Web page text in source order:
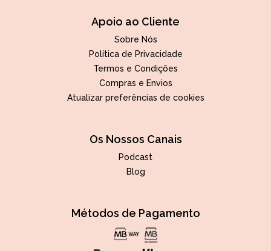
Apoio ao Cliente
Sobre Nós
Política de Privacidade
Termos e Condições
Compras e Envios
Atualizar preferências de cookies
Os Nossos Canais
Podcast
Blog
Métodos de Pagamento